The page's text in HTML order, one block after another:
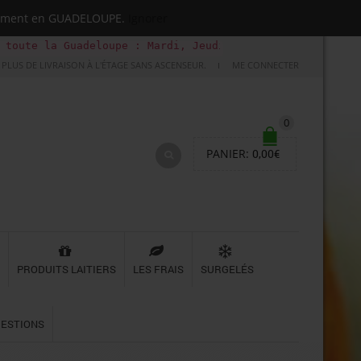
: Mardi, Jeudi, Samedi (Basse-terre
DE LIVRAISON À L'ÉTAGE SANS ASCENSEUR.
ME CONNECTER
0
PANIER: 0,00€
PRODUITS LAITIERS LES FRAIS SURGELÉS
en GUADELOUPE.